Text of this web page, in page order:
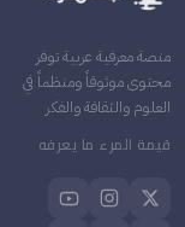
منصة معرفية عربية توفر
محتوى موثوقاً ومنظماً في
العلوم والثقافة والفكر
قيمة المرء ما يعرفه